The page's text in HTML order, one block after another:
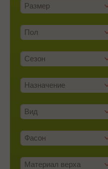
Размер
Пол
Сезон
Назначение
Вид
Фасон
Материал верха